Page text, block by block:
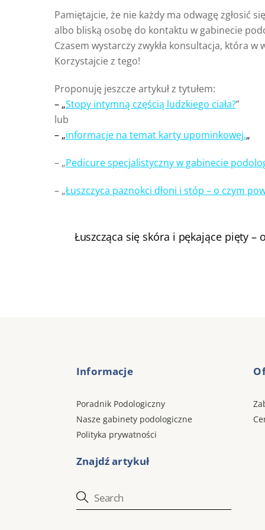
Pamiętajcie, że nie każdy ma odwagę zgłosić
albo bliską osobę do kontaktu w gabinecie
Czasem wystarczy zwykła konsultacja, która
Korzystajcie z tego!
Proponuję jeszcze artykuł z tytułem:
– „Stopy intymną częścią ludzkiego ciała?”
lub
– „informacje na temat karty upominkowej.„
– „Pedicure specjalistyczny w gabinecie
– „Łuszczyca paznokci dłoni i stóp – o czym
Łuszcząca się skóra i pękające pięty
Informacje
Poradnik Podologiczny
Nasze gabinety podologiczne
Polityka prywatności
Znajdź artykuł